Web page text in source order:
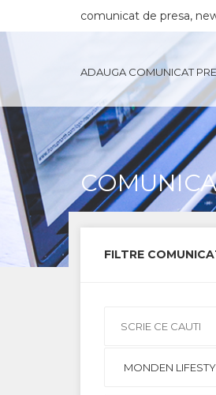
comunicat de presa,
ADAUGA COMUNICAT
FILTRE